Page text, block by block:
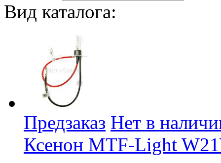
Вид каталога:
Предзаказ Нет в
Ксенон MTF-Light